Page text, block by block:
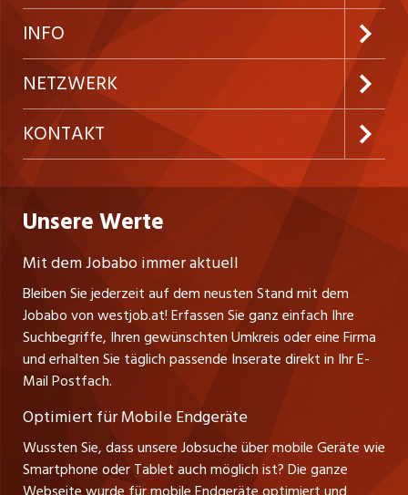
Neue Stellen
Festanstellungen
Temporäre Jobs
Praktika
Lehrstellen
Führungspositionen
Management / Kader-Jobs
Kundenlogin
Inserieren
Firmen
Personalvermittler
INFO
Preise und Leistungen
AGB
Datenschutzerklärung
Impressum
NETZWERK
ostjob.ch
jobzüri.ch
jobmittelland.ch
jobbern.ch
jobbasel.ch
zentraljob.ch
myjob.ch
schaffu.ch (VS)
KONTAKT
Gutenbergstrasse 1
A-6858 Schwarzach
Stefan Spötl
Tel. +43 664 39 47 47 7
Leiter westjob.at
Andrea Graf
Tel. +43 664 20 30 02 1
Verkauf und Beratung
Unsere Werte
Mit dem Jobabo immer aktuell
Bleiben Sie jederzeit auf dem neusten Stand mit dem
Jobabo von westjob.at! Erfassen Sie ganz einfach Ihre
Suchbegriffe, Ihren gewünschten Umkreis oder eine Firma
und erhalten Sie täglich passende Inserate direkt in Ihr E-
Mail Postfach.
Optimiert für Mobile Endgeräte
Wussten Sie, dass unsere Jobsuche über mobile Geräte wie
Smartphone oder Tablet auch möglich ist? Die ganze